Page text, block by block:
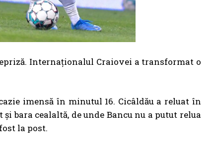
Internaționalul Craiovei a transformat o
imensă în minutul 16. Cicâldău a reluat în
bara cealaltă, de unde Bancu nu a putut relua
la post.